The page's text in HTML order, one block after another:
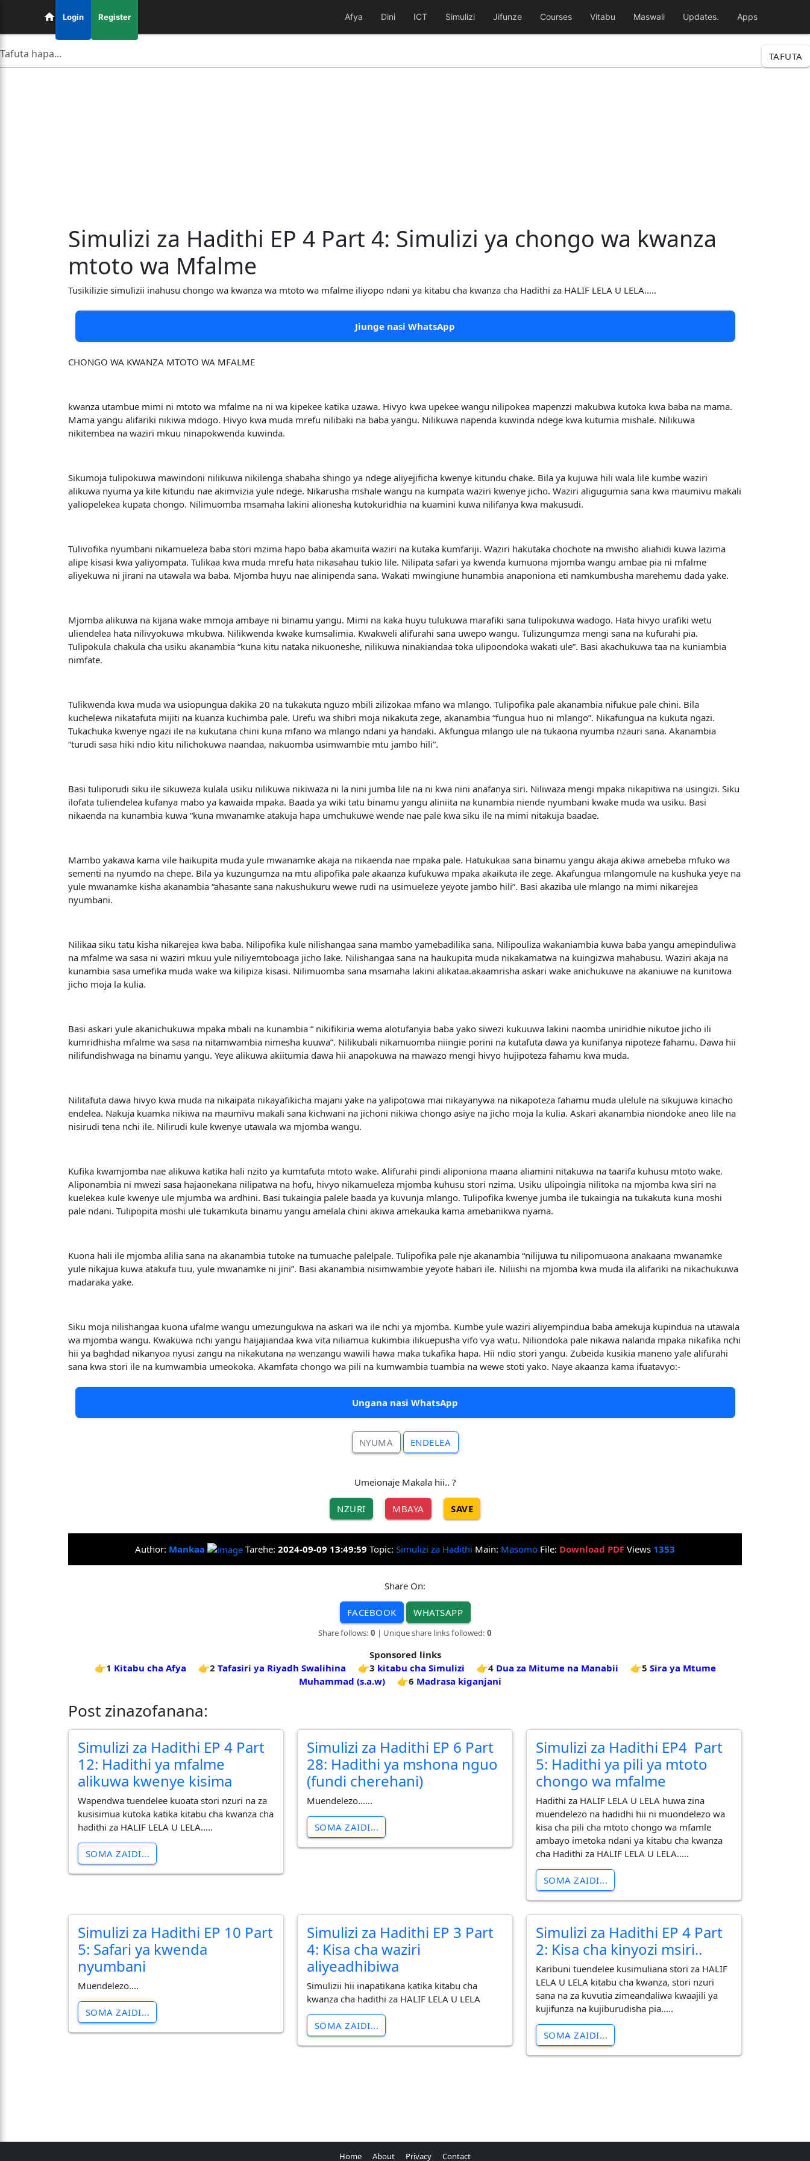
Login Register Afya Dini ICT Simulizi Jifunze Courses Vitabu Maswali Updates. Apps
TAFUTA
Simulizi za Hadithi EP 4 Part 4: Simulizi ya chongo wa kwanza
mtoto wa Mfalme
Tusikilizie simulizii inahusu chongo wa kwanza wa mtoto wa mfalme iliyopo ndani ya kitabu cha kwanza cha Hadithi za HALIF LELA U LELA.....
Jiunge nasi WhatsApp
CHONGO WA KWANZA MTOTO WA MFALME
kwanza utambue mimi ni mtoto wa mfalme na ni wa kipekee katika uzawa. Hivyo kwa upekee wangu nilipokea mapenzzi makubwa kutoka kwa baba na mama.
Mama yangu alifariki nikiwa mdogo. Hivyo kwa muda mrefu nilibaki na baba yangu. Nilikuwa napenda kuwinda ndege kwa kutumia mishale. Nilikuwa
nikitembea na waziri mkuu ninapokwenda kuwinda.
Sikumoja tulipokuwa mawindoni nilikuwa nikilenga shabaha shingo ya ndege aliyejificha kwenye kitundu chake. Bila ya kujuwa hili wala lile kumbe waziri
alikuwa nyuma ya kile kitundu nae akimvizia yule ndege. Nikarusha mshale wangu na kumpata waziri kwenye jicho. Waziri aligugumia sana kwa maumivu makali
yaliopelekea kupata chongo. Nilimuomba msamaha lakini alionesha kutokuridhia na kuamini kuwa nilifanya kwa makusudi.
Tulivofika nyumbani nikamueleza baba stori mzima hapo baba akamuita waziri na kutaka kumfariji. Waziri hakutaka chochote na mwisho aliahidi kuwa lazima
alipe kisasi kwa yaliyompata. Tulikaa kwa muda mrefu hata nikasahau tukio lile. Nilipata safari ya kwenda kumuona mjomba wangu ambae pia ni mfalme
aliyekuwa ni jirani na utawala wa baba. Mjomba huyu nae alinipenda sana. Wakati mwingiune hunambia anaponiona eti namkumbusha marehemu dada yake.
Mjomba alikuwa na kijana wake mmoja ambaye ni binamu yangu. Mimi na kaka huyu tulukuwa marafiki sana tulipokuwa wadogo. Hata hivyo urafiki wetu
uliendelea hata nilivyokuwa mkubwa. Nilikwenda kwake kumsalimia. Kwakweli alifurahi sana uwepo wangu. Tulizungumza mengi sana na kufurahi pia.
Tulipokula chakula cha usiku akanambia “kuna kitu nataka nikuoneshe, nilikuwa ninakiandaa toka ulipoondoka wakati ule”. Basi akachukuwa taa na kuniambia
nimfate.
Tulikwenda kwa muda wa usiopungua dakika 20 na tukakuta nguzo mbili zilizokaa mfano wa mlango. Tulipofika pale akanambia nifukue pale chini. Bila
kuchelewa nikatafuta mijiti na kuanza kuchimba pale. Urefu wa shibri moja nikakuta zege, akanambia “fungua huo ni mlango”. Nikafungua na kukuta ngazi.
Tukachuka kwenye ngazi ile na kukutana chini kuna mfano wa mlango ndani ya handaki. Akfungua mlango ule na tukaona nyumba nzauri sana. Akanambia
“turudi sasa hiki ndio kitu nilichokuwa naandaa, nakuomba usimwambie mtu jambo hili”.
Basi tuliporudi siku ile sikuweza kulala usiku nilikuwa nikiwaza ni la nini jumba lile na ni kwa nini anafanya siri. Niliwaza mengi mpaka nikapitiwa na usingizi. Siku
ilofata tuliendelea kufanya mabo ya kawaida mpaka. Baada ya wiki tatu binamu yangu aliniita na kunambia niende nyumbani kwake muda wa usiku. Basi
nikaenda na kunambia kuwa “kuna mwanamke atakuja hapa umchukuwe wende nae pale kwa siku ile na mimi nitakuja baadae.
Mambo yakawa kama vile haikupita muda yule mwanamke akaja na nikaenda nae mpaka pale. Hatukukaa sana binamu yangu akaja akiwa amebeba mfuko wa
sementi na nyumdo na chepe. Bila ya kuzungumza na mtu alipofika pale akaanza kufukuwa mpaka akaikuta ile zege. Akafungua mlangomule na kushuka yeye na
yule mwanamke kisha akanambia “ahasante sana nakushukuru wewe rudi na usimueleze yeyote jambo hili”. Basi akaziba ule mlango na mimi nikarejea
nyumbani.
Nilikaa siku tatu kisha nikarejea kwa baba. Nilipofika kule nilishangaa sana mambo yamebadilika sana. Nilipouliza wakaniambia kuwa baba yangu amepinduliwa
na mfalme wa sasa ni waziri mkuu yule niliyemtoboaga jicho lake. Nilishangaa sana na haukupita muda nikakamatwa na kuingizwa mahabusu. Waziri akaja na
kunambia sasa umefika muda wake wa kilipiza kisasi. Nilimuomba sana msamaha lakini alikataa.akaamrisha askari wake anichukuwe na akaniuwe na kunitowa
jicho moja la kulia.
Basi askari yule akanichukuwa mpaka mbali na kunambia “ nikifikiria wema alotufanyia baba yako siwezi kukuuwa lakini naomba uniridhie nikutoe jicho ili
kumridhisha mfalme wa sasa na nitamwambia nimesha kuuwa”. Nilikubali nikamuomba niingie porini na kutafuta dawa ya kunifanya nipoteze fahamu. Dawa hii
nilifundishwaga na binamu yangu. Yeye alikuwa akiitumia dawa hii anapokuwa na mawazo mengi hivyo hujipoteza fahamu kwa muda.
Nilitafuta dawa hivyo kwa muda na nikaipata nikayafikicha majani yake na yalipotowa mai nikayanywa na nikapoteza fahamu muda ulelule na sikujuwa kinacho
endelea. Nakuja kuamka nikiwa na maumivu makali sana kichwani na jichoni nikiwa chongo asiye na jicho moja la kulia. Askari akanambia niondoke aneo lile na
nisirudi tena nchi ile. Nilirudi kule kwenye utawala wa mjomba wangu.
Kufika kwamjomba nae alikuwa katika hali nzito ya kumtafuta mtoto wake. Alifurahi pindi aliponiona maana aliamini nitakuwa na taarifa kuhusu mtoto wake.
Aliponambia ni mwezi sasa hajaonekana nilipatwa na hofu, hivyo nikamueleza mjomba kuhusu stori nzima. Usiku ulipoingia nilitoka na mjomba kwa siri na
kuelekea kule kwenye ule mjumba wa ardhini. Basi tukaingia palele baada ya kuvunja mlango. Tulipofika kwenye jumba ile tukaingia na tukakuta kuna moshi
pale ndani. Tulipopita moshi ule tukamkuta binamu yangu amelala chini akiwa amekauka kama amebanikwa nyama.
Kuona hali ile mjomba alilia sana na akanambia tutoke na tumuache palelpale. Tulipofika pale nje akanambia “nilijuwa tu nilipomuaona anakaana mwanamke
yule nikajua kuwa atakufa tuu, yule mwanamke ni jini”. Basi akanambia nisimwambie yeyote habari ile. Niliishi na mjomba kwa muda ila alifariki na nikachukuwa
madaraka yake.
Siku moja nilishangaa kuona ufalme wangu umezungukwa na askari wa ile nchi ya mjomba. Kumbe yule waziri aliyempindua baba amekuja kupindua na utawala
wa mjomba wangu. Kwakuwa nchi yangu haijajiandaa kwa vita niliamua kukimbia ilikuepusha vifo vya watu. Niliondoka pale nikawa nalanda mpaka nikafika nchi
hii ya baghdad nikanyoa nyusi zangu na nikakutana na wenzangu wawili hawa maka tukafika hapa. Hii ndio stori yangu. Zubeida kusikia maneno yale alifurahi
sana kwa stori ile na kumwambia umeokoka. Akamfata chongo wa pili na kumwambia tuambia na wewe stoti yako. Naye akaanza kama ifuatavyo:-
Ungana nasi WhatsApp
NYUMA ENDELEA
Umeionaje Makala hii.. ?
NZURI MBAYA SAVE
Author: Mankaa Tarehe: 2024-09-09 13:49:59 Topic: Simulizi za Hadithi Main: Masomo File: Download PDF Views 1353
Share On:
FACEBOOK WHATSAPP
Share follows: 0 | Unique share links followed: 0
Sponsored links
👉1 Kitabu cha Afya 👉2 Tafasiri ya Riyadh Swalihina 👉3 kitabu cha Simulizi 👉4 Dua za Mitume na Manabii 👉5 Sira ya Mtume
Muhammad (s.a.w)
👉6 Madrasa kiganjani
Post zinazofanana:
Simulizi za Hadithi EP 4 Part
12: Hadithi ya mfalme
alikuwa kwenye kisima
Wapendwa tuendelee kuoata stori nzuri na za
kusisimua kutoka katika kitabu cha kwanza cha
hadithi za HALIF LELA U LELA.....
SOMA ZAIDI...
Simulizi za Hadithi EP 6 Part
28: Hadithi ya mshona nguo
(fundi cherehani)
Muendelezo......
SOMA ZAIDI...
Simulizi za Hadithi EP4 Part
5: Hadithi ya pili ya mtoto
chongo wa mfalme
Hadithi za HALIF LELA U LELA huwa zina
muendelezo na hadidhi hii ni muondelezo wa
kisa cha pili cha mtoto chongo wa mfamle
ambayo imetoka ndani ya kitabu cha kwanza
cha Hadithi za HALIF LELA U LELA.....
SOMA ZAIDI...
Simulizi za Hadithi EP 10 Part
5: Safari ya kwenda
nyumbani
Muendelezo....
SOMA ZAIDI...
Simulizi za Hadithi EP 3 Part
4: Kisa cha waziri
aliyeadhibiwa
Simulizii hii inapatikana katika kitabu cha
kwanza cha hadithi za HALIF LELA U LELA
SOMA ZAIDI...
Simulizi za Hadithi EP 4 Part
2: Kisa cha kinyozi msiri..
Karibuni tuendelee kusimuliana stori za HALIF
LELA U LELA kitabu cha kwanza, stori nzuri
sana na za kuvutia zimeandaliwa kwaajili ya
kujifunza na kujiburudisha pia.....
SOMA ZAIDI...
Home About Privacy Contact